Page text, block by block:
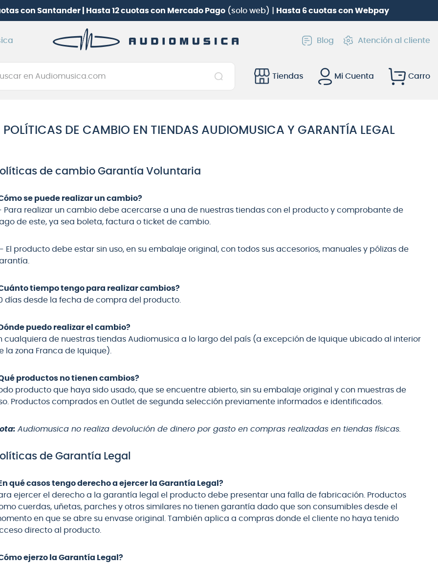
con Santander | Hasta 12 cuotas con Mercado Pago(solo web) | Hasta 6 cuotas con Webpay
Blog Atención al cliente
en Audiomusica.com
Tiendas
Mi Cuenta
POLÍTICAS DE CAMBIO EN TIENDAS AUDIOMUSICA Y GARANTÍA LEGAL
de cambio Garantía Voluntaria
se puede realizar un cambio?
Para realizar un cambio debe acercarse a una de nuestras tiendas con el producto y comprobante de
de este, ya sea boleta, factura o ticket de cambio.
El producto debe estar sin uso, en su embalaje original, con todos sus accesorios, manuales y pólizas de
tiempo tengo para realizar cambios?
días desde la fecha de compra del producto.
puedo realizar el cambio?
cualquiera de nuestras tiendas Audiomusica a lo largo del país (a excepción de Iquique ubicado al interior
la zona Franca de Iquique).
productos no tienen cambios?
producto que haya sido usado, que se encuentre abierto, sin su embalaje original y con muestras de
Productos comprados en Outlet de segunda selección previamente informados e identificados.
Audiomusica no realiza devolución de dinero por gasto en compras realizadas en tiendas físicas.
de Garantía Legal
qué casos tengo derecho a ejercer la Garantía Legal?
ejercer el derecho a la garantía legal el producto debe presentar una falla de fabricación. Productos
cuerdas, uñetas, parches y otros similares no tienen garantía dado que son consumibles desde el
en que se abre su envase original. También aplica a compras donde el cliente no haya tenido
directo al producto.
ejerzo la Garantía Legal?
electroacústica